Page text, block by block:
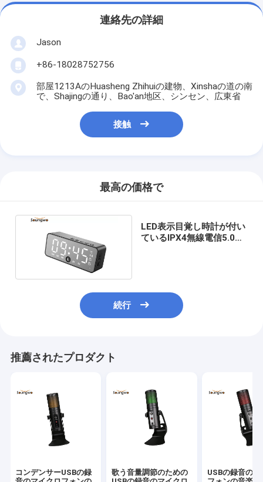
連絡先の詳細
Jason
+86-18028752756
部屋1213AのHuasheng Zhihuiの建物、Xinshaの道の南
で、Shajingの通り、Bao'an地区、シンセン、広東省
接触
最高の価格で
LED表示目覚し時計が付い
ているIPX4無線電信5.0の
続行
推薦されたプロダクト
コンデンサーUSBの録
歌う音量調節のための
USBの録音のマ